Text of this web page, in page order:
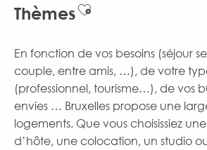
ThèmesAjouter aux
En fonction de vos besoins (séjour
couple, entre amis, …), de votre
(professionnel, tourisme…), de vos
envies … Bruxelles propose une
logements. Que vous choisissiez
d’hôte, une colocation, un studio